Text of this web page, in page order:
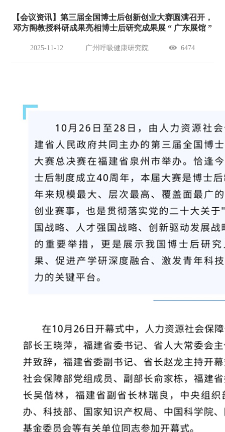
【会议资讯】第三届全国博士后创新创业大赛圆满召开，
邓方阁教授科研成果亮相博士后研究成果展 “ 广东展馆 ”
2025-11-12 广州呼吸健康研究院 6474